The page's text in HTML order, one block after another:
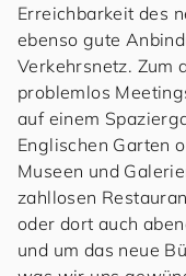
Erreichbarkeit des
ebenso gute
Verkehrsnetz. Zum
problemlos
auf einem
Englischen Garten
Museen und
zahllosen
oder dort auch
und um das neue